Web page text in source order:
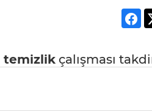
temizlik çalışması